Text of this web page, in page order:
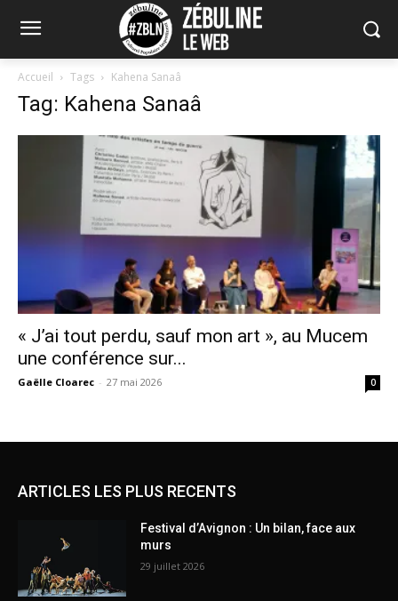
Accueil Tags Kahena Sanaâ
Tag: Kahena Sanaâ
« J’ai tout perdu, sauf mon art », au Mucem
une conférence sur...
Gaëlle Cloarec - 27 mai 2026 0
ARTICLES LES PLUS RECENTS
Festival d’Avignon : Un bilan, face aux
murs
29 juillet 2026